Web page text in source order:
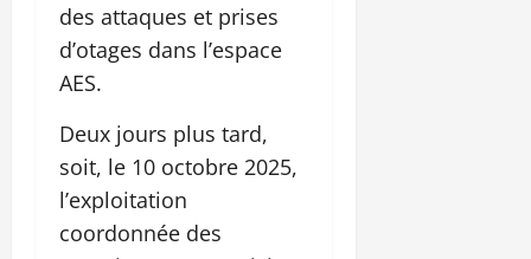
des attaques et prises
d’otages dans l’espace
AES.
Deux jours plus tard,
soit, le 10 octobre 2025,
l’exploitation
coordonnée des